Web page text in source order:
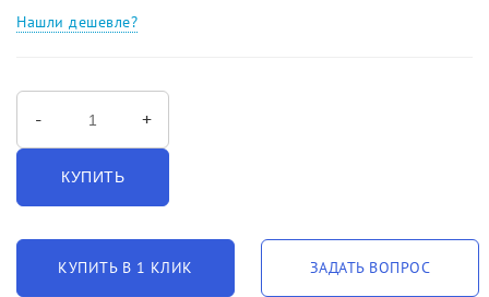
Нашли дешевле?
- +
КУПИТЬ
КУПИТЬ В 1 КЛИК ЗАДАТЬ ВОПРОС